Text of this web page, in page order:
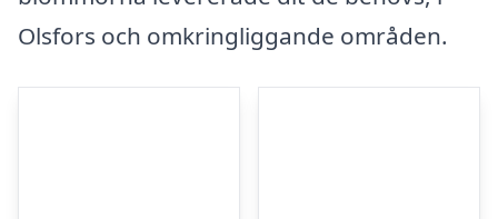
Olsfors och omkringliggande områden.